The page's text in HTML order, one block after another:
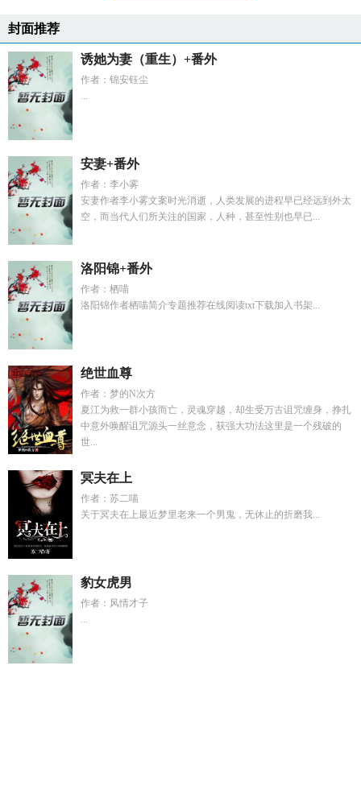
封面推荐
诱她为妻（重生）+番外
作者：锦安钰尘
...
安妻+番外
作者：李小雾
安妻作者李小雾文案时光消逝，人类发展的进程早已经远到外太
空，而当代人们所关注的国家，人种，甚至性别也早已...
洛阳锦+番外
作者：栖喵
洛阳锦作者栖喵简介专题推荐在线阅读txt下载加入书架...
绝世血尊
作者：梦的N次方
夏江为救一群小孩而亡，灵魂穿越，却生受万古诅咒缠身，挣扎
中意外唤醒诅咒源头一丝意念，获强大功法这里是一个残破的
世...
冥夫在上
作者：苏二喵
关于冥夫在上最近梦里老来一个男鬼，无休止的折磨我...
豹女虎男
作者：风情才子
...